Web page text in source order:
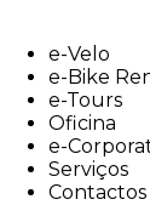
contente-Velo
e-Bike
e-Tours
Oficina
e-
Serviços
Contactos